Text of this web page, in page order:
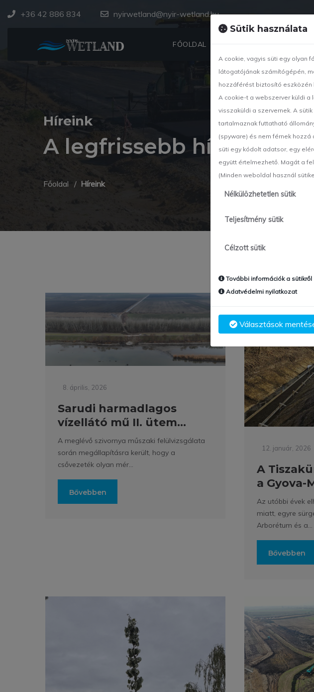
+36 42 886 834 nyirwetland@nyir-wetland.hu
FŐOLDAL
Híreink
A legfrissebb hírek
Főoldal Híreink
8. április, 2026
Sarudi harmadlagos
vízellátó mű II. ütem...
A meglévő szivornya műszaki felülvizsgálata
során megállapításra került, hogy a
csővezeték olyan mér...
Bővebben
12. január, 2026
A
a Gyova-
Az utóbbi évek
miatt, egyre
Arborétum és a...
Bővebben
Sütik használata
A cookie, vagyis süti egy olyan
látogatójának számítógépén,
hozzáférést biztosító
A cookie-t a webszerver küldi
visszaküldi a szervernek. A
tartalmaznak futtatható
(spyware) és nem férnek
süti egy kódolt adatsor, egy
együtt értelmezhető. Magát a
(Minden weboldal használ
Nélkülözhetetlen sütik
Teljesítmény sütik
Célzott sütik
További információk a sütikről
Adatvédelmi nyilatkozat
Választások